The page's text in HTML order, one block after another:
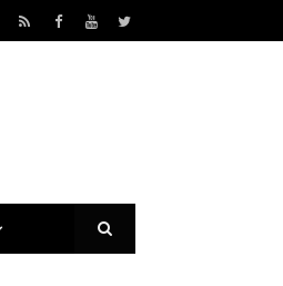
RSS Facebook
YouTube
Twitter